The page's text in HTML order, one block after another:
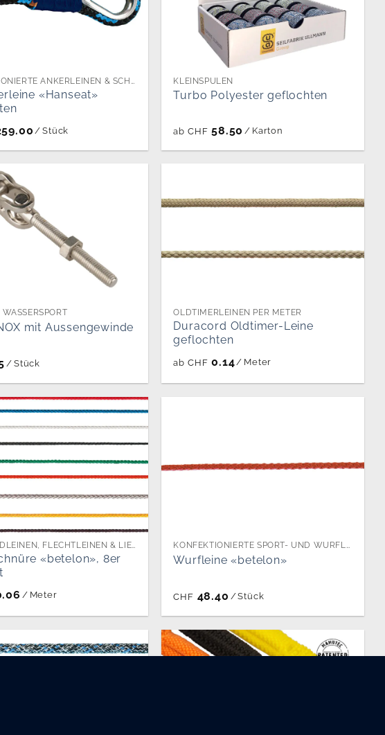
«Hanseat»
/ Stück
KLEINSPULEN
Turbo Polyester geflochten
ab CHF 58.50 / Karton
mit Aussengewinde
/ Stück
OLDTIMERLEINEN PER METER
Duracord Oldtimer-Leine
geflochten
ab CHF 0.14/ Meter
ALLROUNDLEINEN, FLECHTLEINEN & LIEKLEINEN PER METER
«betelon», 8er
/ Meter
KONFEKTIONIERTE SPORT- UND WURFLEINEN
Wurfleine «betelon»
CHF 48.40 /Stück